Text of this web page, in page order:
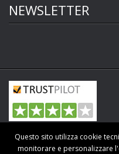
Questo sito utilizza cookie
monitorare e personalizzare
NEWSLETTER
Tutti i